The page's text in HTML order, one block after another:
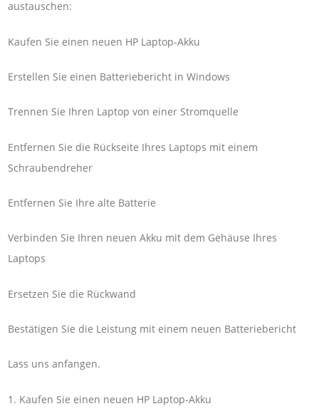
austauschen:
Kaufen Sie einen neuen HP Laptop-Akku
Erstellen Sie einen Batteriebericht in Windows
Trennen Sie Ihren Laptop von einer Stromquelle
Entfernen Sie die Rückseite Ihres Laptops mit einem
Schraubendreher
Entfernen Sie Ihre alte Batterie
Verbinden Sie Ihren neuen Akku mit dem Gehäuse Ihres
Laptops
Ersetzen Sie die Rückwand
Bestätigen Sie die Leistung mit einem neuen Batteriebericht
Lass uns anfangen.
1. Kaufen Sie einen neuen HP Laptop-Akku